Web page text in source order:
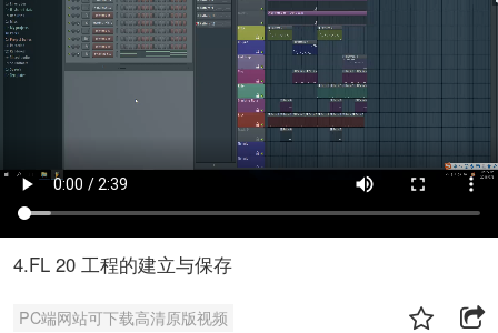
4.FL 20 工程的建立与保存
PC端网站可下载高清原版视频